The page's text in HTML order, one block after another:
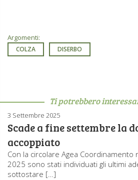
Argomenti:
COLZA DISERBO
Ti potrebbero
3 Settembre 2025
Scade a fine settembre la
accoppiato
Con la circolare Agea
2025 sono stati individuati gli ultimi
sottostare […]